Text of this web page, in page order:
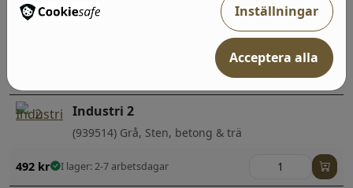
Industri 2
(863420) Brun, Sten, betong & trä
Industri 2
(939514) Grå, Sten, betong & trä
492 kr I lager: 2-7 arbetsdagar
Inställningar
Acceptera alla